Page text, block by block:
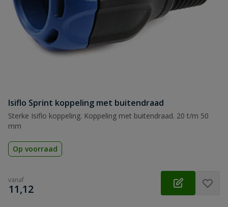
Isiflo Sprint koppeling met buitendraad
Sterke Isiflo koppeling. Koppeling met buitendraad. 20 t/m 50
mm
Op voorraad
vanaf
€
11,12